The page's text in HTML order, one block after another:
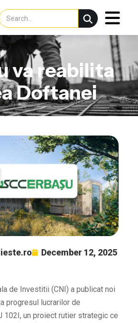
va reabilita
Doftanei
December 12, 2025
de Investitii (CNI) a publicat noi
progresul lucrarilor de
102I, un proiect rutier strategic ce